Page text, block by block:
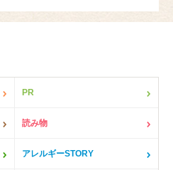
PR
読み物
アレルギーSTORY